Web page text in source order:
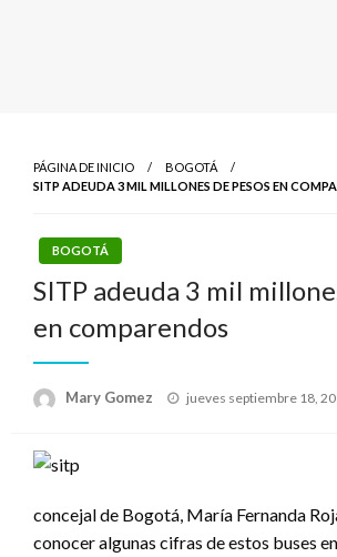
PÁGINA DE INICIO
BOGOTÁ
SITP ADEUDA 3 MIL MILLONES DE PESOS EN
BOGOTÁ
SITP adeuda 3 mil
en comparendos
Mary Gomez
Publicado
jueves septiembre 18,
concejal de Bogotá, María Fernanda
conocer algunas cifras de estos buses